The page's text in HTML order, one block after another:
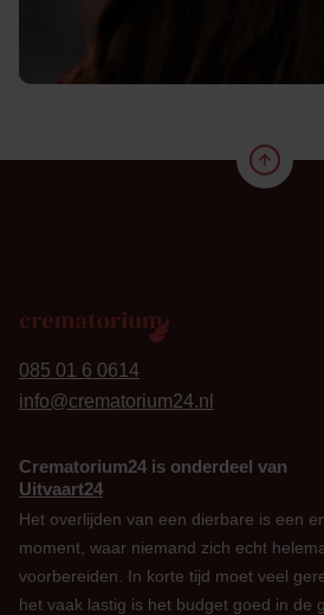
085 01 6 0614
info@crematorium24.nl
Crematorium24 is onderdeel van
Uitvaart24
Het overlijden van een dierbare is een
moment, waar niemand zich echt
voorbereiden. In korte tijd moet veel
het vaak lastig is het budget goed in de